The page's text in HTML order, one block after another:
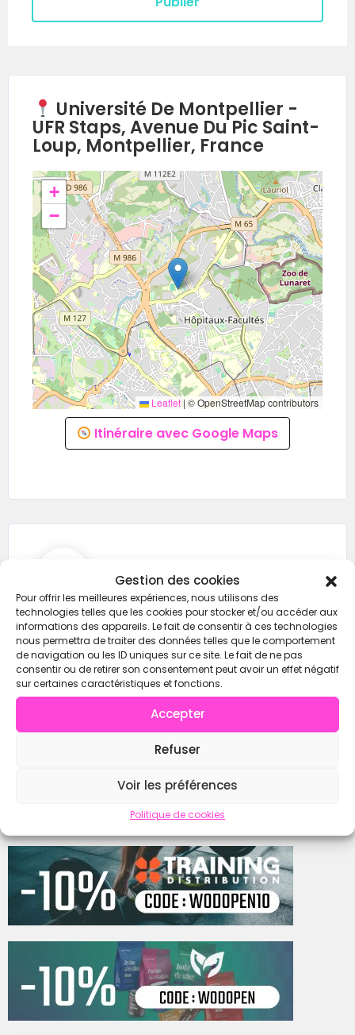
Gestion des cookies
Pour offrir les meilleures expériences, nous utilisons des
technologies telles que les cookies pour stocker et/ou accéder aux
informations des appareils. Le fait de consentir à ces technologies
nous permettra de traiter des données telles que le comportement
de navigation ou les ID uniques sur ce site. Le fait de ne pas
consentir ou de retirer son consentement peut avoir un effet négatif
sur certaines caractéristiques et fonctions.
Accepter
Refuser
Voir les préférences
Politique de cookies
Université De Montpellier -
UFR Staps, Avenue Du Pic Saint-
Loup, Montpellier, France
+
−
Leaflet | © OpenStreetMap contributors
Itinéraire avec Google Maps
FEDERATION FRANCAISE
DE FORCE
01 76 24 88 08
contact@ffforce.fr
https://wod-open.com/
Contacter